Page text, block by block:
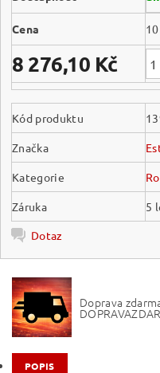
Cena
8 276,10 Kč
Kód produktu
Značka
Kategorie
Záruka
5
Dotaz
Doprava
POPIS